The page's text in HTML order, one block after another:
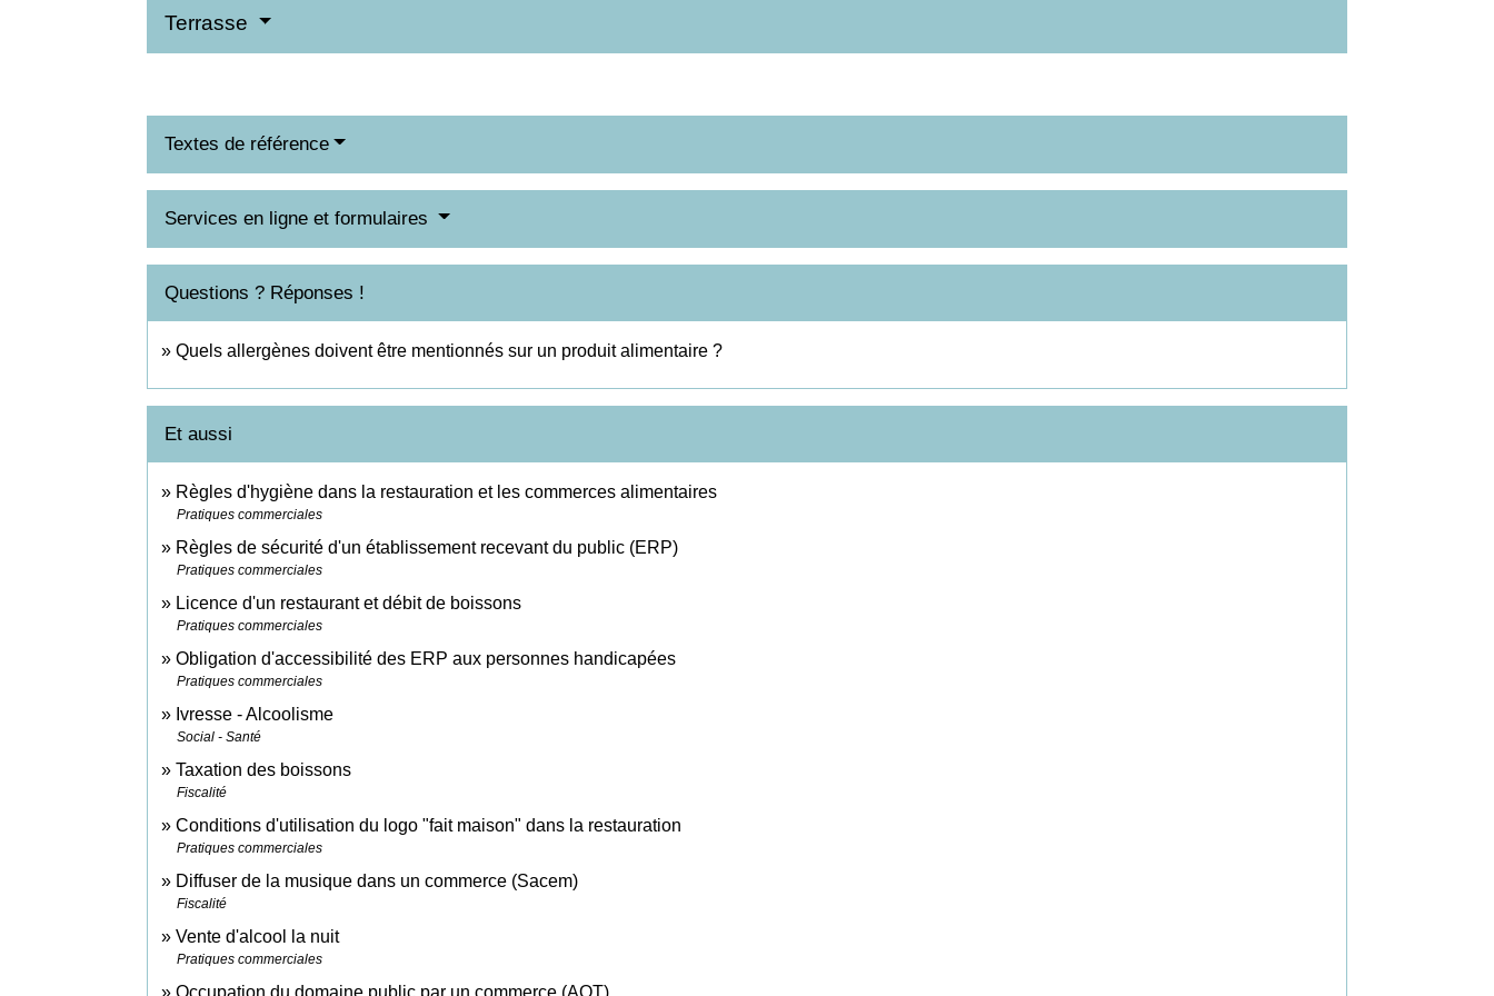
Terrasse
Textes de référence
Services en ligne et formulaires
Questions ? Réponses !
Quels allergènes doivent être mentionnés sur un produit alimentaire ?
Et aussi
Règles d'hygiène dans la restauration et les commerces alimentaires
Pratiques commerciales
Règles de sécurité d'un établissement recevant du public (ERP)
Pratiques commerciales
Licence d'un restaurant et débit de boissons
Pratiques commerciales
Obligation d'accessibilité des ERP aux personnes handicapées
Pratiques commerciales
Ivresse - Alcoolisme
Social - Santé
Taxation des boissons
Fiscalité
Conditions d'utilisation du logo "fait maison" dans la restauration
Pratiques commerciales
Diffuser de la musique dans un commerce (Sacem)
Fiscalité
Vente d'alcool la nuit
Pratiques commerciales
Occupation du domaine public par un commerce (AOT)